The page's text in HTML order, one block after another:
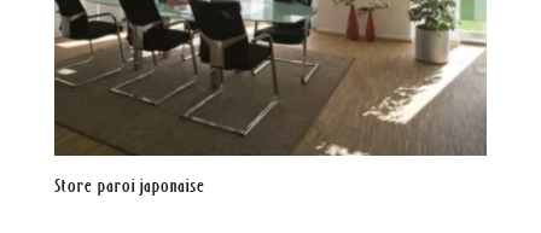
Store paroi japonaise